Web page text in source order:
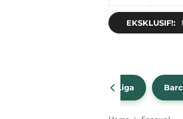
EKSKLUSIF!:
La Liga